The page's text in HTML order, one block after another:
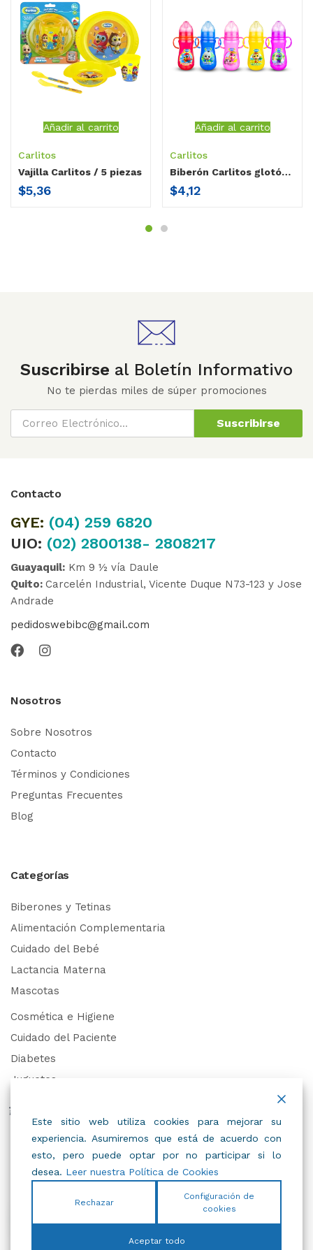
Añadir al carrito
Carlitos
Vajilla Carlitos / 5 piezas
$5,36
Añadir al carrito
Carlitos
Biberón Carlitos glotón cuello ancho / doble agarradera + 1 tetina cuello ancho / 14 oz
$4,12
Suscribirse al Boletín Informativo
No te pierdas miles de súper promociones
Suscribirse
Contacto
GYE: (04) 259 6820
UIO: (02) 2800138- 2808217
Guayaquil: Km 9 ½ vía Daule
Quito: Carcelén Industrial, Vicente Duque N73-123 y Jose
Andrade
pedidoswebibc@gmail.com
Nosotros
Sobre Nosotros
Contacto
Términos y Condiciones
Preguntas Frecuentes
Blog
Categorías
Biberones y Tetinas
Alimentación Complementaria
Cuidado del Bebé
Lactancia Materna
Mascotas
Cosmética e Higiene
Cuidado del Paciente
Diabetes
Juguetes
Trabaja con Nosotros
Este sitio web utiliza cookies para mejorar su
experiencia. Asumiremos que está de acuerdo con
esto, pero puede optar por no participar si lo
desea. Leer nuestra Política de Cookies
Rechazar
Configuración de
cookies
Aceptar todo